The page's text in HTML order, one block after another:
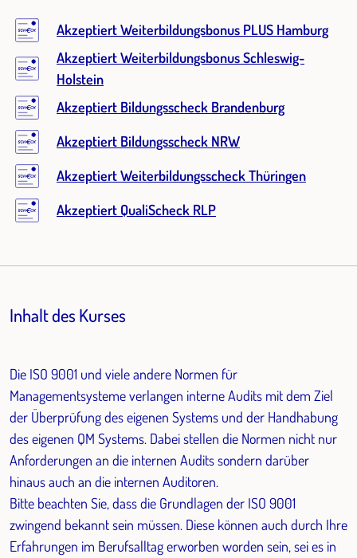
Akzeptiert Weiterbildungsbonus PLUS Hamburg
Akzeptiert Weiterbildungsbonus Schleswig-
Holstein
Akzeptiert Bildungsscheck Brandenburg
Akzeptiert Bildungsscheck NRW
Akzeptiert Weiterbildungsscheck Thüringen
Akzeptiert QualiScheck RLP
Inhalt des Kurses
Die ISO 9001 und viele andere Normen für
Managementsysteme verlangen interne Audits mit dem Ziel
der Überprüfung des eigenen Systems und der Handhabung
des eigenen QM Systems. Dabei stellen die Normen nicht nur
Anforderungen an die internen Audits sondern darüber
hinaus auch an die internen Auditoren.
Bitte beachten Sie, dass die Grundlagen der ISO 9001
zwingend bekannt sein müssen. Diese können auch durch Ihre
Erfahrungen im Berufsalltag erworben worden sein, sei es in